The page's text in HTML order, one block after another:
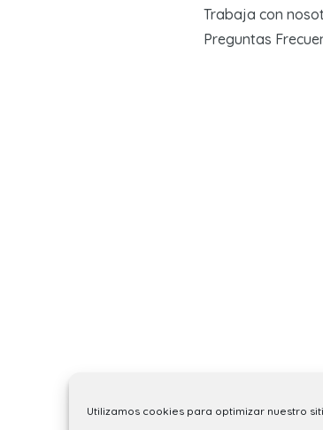
Utilizamos cookies para optimizar nuestro
Trabaja con
Preguntas